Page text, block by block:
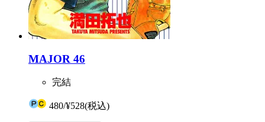
MAJOR 46
完結
480/¥528(税込)